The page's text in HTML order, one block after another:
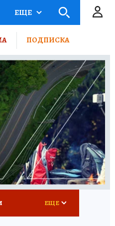
ЕЩЕ
ПОДПИСКА
ЕЩЕ